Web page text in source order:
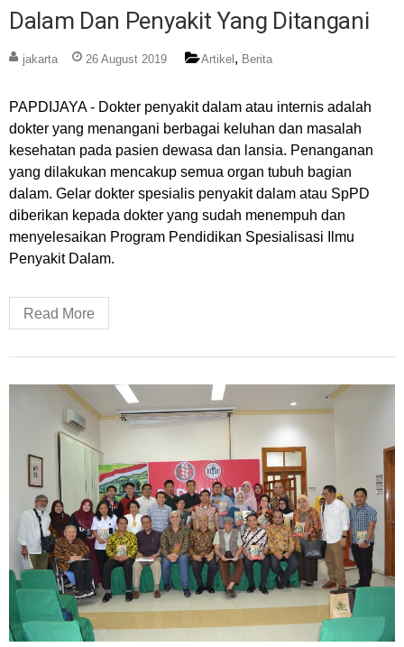
Dalam Dan Penyakit Yang Ditangani
jakarta 26 August 2019 Artikel , Berita
PAPDIJAYA - Dokter penyakit dalam atau internis adalah
dokter yang menangani berbagai keluhan dan masalah
kesehatan pada pasien dewasa dan lansia. Penanganan
yang dilakukan mencakup semua organ tubuh bagian
dalam. Gelar dokter spesialis penyakit dalam atau SpPD
diberikan kepada dokter yang sudah menempuh dan
menyelesaikan Program Pendidikan Spesialisasi Ilmu
Penyakit Dalam.
Read More